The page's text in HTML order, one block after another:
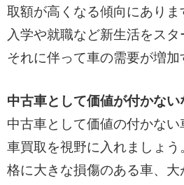
取額が高くなる傾向にありま
入学や就職など新生活をスタ
それに伴って車の需要が増加
中古車として価値が付かな
中古車として価値の付かな
車買取を視野に入れましょ
格に大きな損傷のある車、